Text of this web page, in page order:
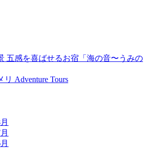
五感を喜ばせるお宿「海の音〜うみの
リ Adventure Tours